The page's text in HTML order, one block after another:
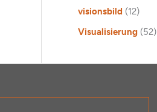
visionsbild (12)
Visualisierung(52)